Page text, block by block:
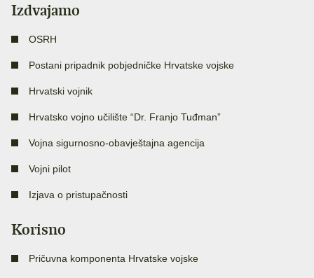
Izdvajamo
OSRH
Postani pripadnik pobjedničke Hrvatske vojske
Hrvatski vojnik
Hrvatsko vojno učilište “Dr. Franjo Tuđman”
Vojna sigurnosno-obavještajna agencija
Vojni pilot
Izjava o pristupačnosti
Korisno
Pričuvna komponenta Hrvatske vojske